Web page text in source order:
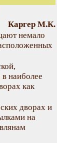
Каргер М.К.
немало
наиболее
как
дворах и
на